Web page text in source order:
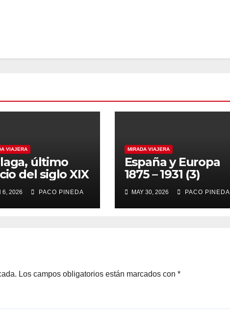
VIAJERA
último
del siglo XIX
6, 2026 PACO PINEDA
MIRADA VIAJERA
España y Europa
1875 – 1931 (3)
MAY 30, 2026 PACO PINEDA
Los campos obligatorios están marcados con *